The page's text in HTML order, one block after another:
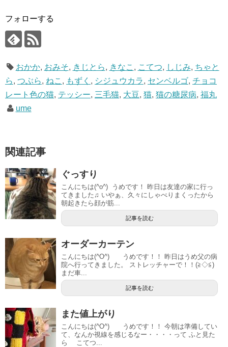
フォローする
おかか, おみそ, きじとら, きなこ , こてつ, しじみ, ちゃと
ら, つぶら, ねこ , もずく , シジュウカラ, センベルゴ, チョコ
レート色の猫, テッシー, 三毛猫, 大豆, 猫, 猫の糖尿病, 福丸
ume
関連記事
ぐっすり
こんにちは(^o^) うめです！ 昨日は友達の家に行っ
てきました♫ いやぁ、久々にしゃべりまくったから
朝起きたら顔が筋...
記事を読む
オーダーカーテン
こんにちは(^O^) うめです！！ 昨日はうめ父の病
院へ行ってきました。 ストレッチャーで！！(≧◇≦)
まだ車...
記事を読む
また値上がり
こんにちは(^O^) うめです！！ 今朝は準備してい
て、なんか視線を感じるなー・・・・って ふと見た
ら こてつ...